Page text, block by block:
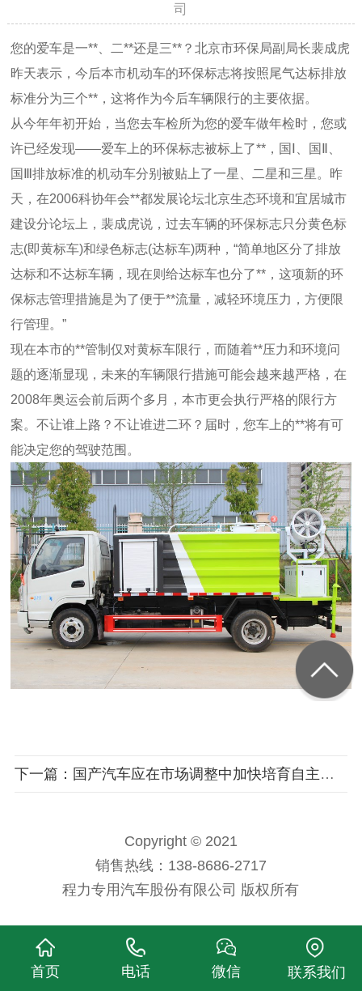
司
您的爱车是一**、二**还是三**？北京市环保局副局长裴成虎
昨天表示，今后本市机动车的环保标志将按照尾气达标排放
标准分为三个**，这将作为今后车辆限行的主要依据。
从今年年初开始，当您去车检所为您的爱车做年检时，您或
许已经发现——爱车上的环保标志被标上了**，国Ⅰ、国Ⅱ、
国Ⅲ排放标准的机动车分别被贴上了一星、二星和三星。昨
天，在2006科协年会**都发展论坛北京生态环境和宜居城市
建设分论坛上，裴成虎说，过去车辆的环保标志只分黄色标
志(即黄标车)和绿色标志(达标车)两种，“简单地区分了排放
达标和不达标车辆，现在则给达标车也分了**，这项新的环
保标志管理措施是为了便于**流量，减轻环境压力，方便限
行管理。”
现在本市的**管制仅对黄标车限行，而随着**压力和环境问
题的逐渐显现，未来的车辆限行措施可能会越来越严格，在
2008年奥运会前后两个多月，本市更会执行严格的限行方
案。不让谁上路？不让谁进二环？届时，您车上的**将有可
能决定您的驾驶范围。
下一篇：国产汽车应在市场调整中加快培育自主创新能力
Copyright © 2021
销售热线：138-8686-2717
程力专用汽车股份有限公司 版权所有
首页 电话 微信 联系我们